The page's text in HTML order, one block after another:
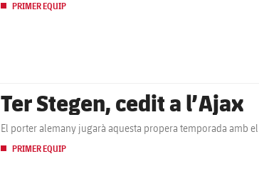
PRIMER EQUIP
Ter Stegen, cedit a l’Ajax
El porter alemany jugarà aquesta propera temporada amb
PRIMER EQUIP